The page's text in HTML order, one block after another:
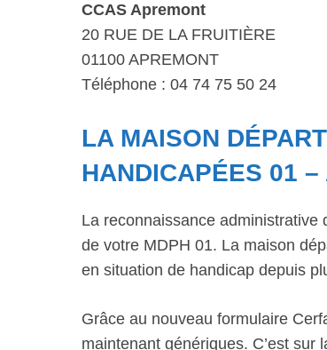
CCAS Apremont
20 RUE DE LA FRUITIÈRE
01100 APREMONT
Téléphone : 04 74 75 50 24
LA MAISON
HANDICAPÉES 01 –
La reconnaissance
de votre MDPH 01. La maison
en situation de handicap depuis
Grâce au nouveau formulaire
maintenant génériques. C’est